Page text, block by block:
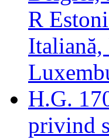
R
H.G.
privind